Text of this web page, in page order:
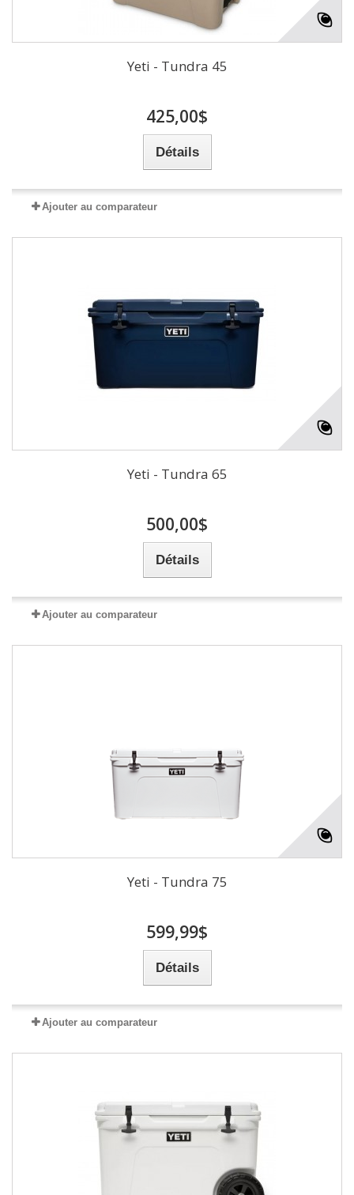
Yeti - Tundra 45
425,00$
Détails
Ajouter au comparateur
Yeti - Tundra 65
500,00$
Détails
Ajouter au comparateur
Yeti - Tundra 75
599,99$
Détails
Ajouter au comparateur